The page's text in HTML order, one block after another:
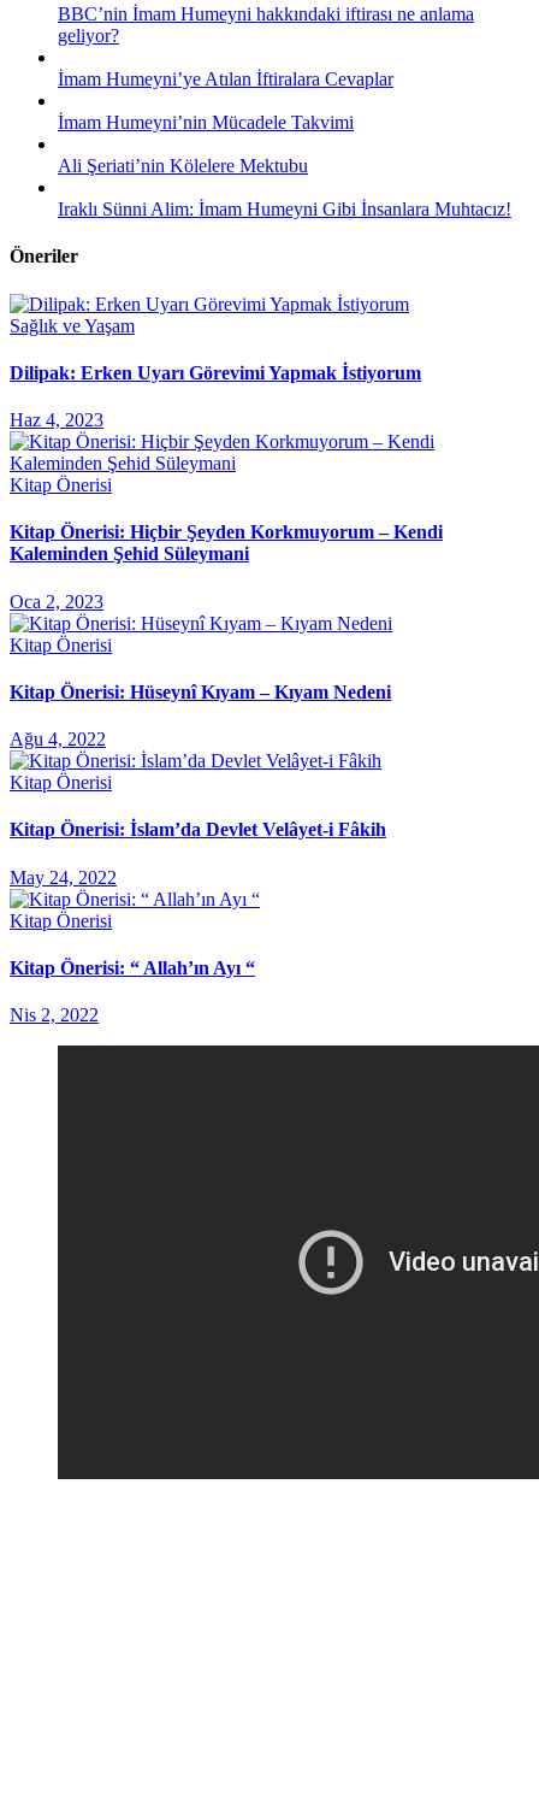
BBC’nin İmam Humeyni hakkındaki iftirası ne anlama
geliyor?
İmam Humeyni’ye Atılan İftiralara Cevaplar
İmam Humeyni’nin Mücadele Takvimi
Ali Şeriati’nin Kölelere Mektubu
Iraklı Sünni Alim: İmam Humeyni Gibi İnsanlara Muhtacız!
Öneriler
Sağlık ve Yaşam
Dilipak: Erken Uyarı Görevimi Yapmak İstiyorum
Haz 4, 2023
Kitap Önerisi
Kitap Önerisi: Hiçbir Şeyden Korkmuyorum – Kendi
Kaleminden Şehid Süleymani
Oca 2, 2023
Kitap Önerisi
Kitap Önerisi: Hüseynî Kıyam – Kıyam Nedeni
Ağu 4, 2022
Kitap Önerisi
Kitap Önerisi: İslam’da Devlet Velâyet-i Fâkih
May 24, 2022
Kitap Önerisi
Kitap Önerisi: “ Allah’ın Ayı “
Nis 2, 2022